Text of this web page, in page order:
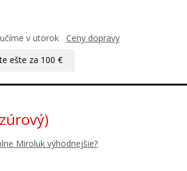
v utorok Ceny dopravy
ešte za 100 €
Miroluk výhodnejšie?